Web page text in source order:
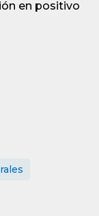
en positivo